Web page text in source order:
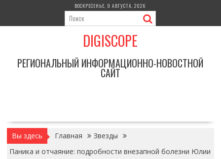
содержимому
ВОСКРЕСЕНЬЕ, 9 АВГУСТА, 2026
DIGISCOPE
РЕГИОНАЛЬНЫЙ ИНФОРМАЦИОННО-НОВОСТНОЙ
САЙТ
Вы здесь Главная
Звезды
Паника и отчаяние: подробности внезапной болезни Юлии